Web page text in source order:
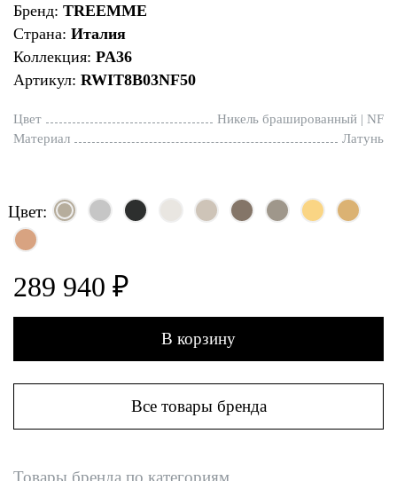
Бренд: TREEMME
Страна: Италия
Коллекция: PA36
Артикул: RWIT8B03NF50
Цвет
Никель брашированный | NF
Материал
Латунь
Цвет:
289 940 ₽
В корзину
Все товары бренда
Товары бренда по категориям